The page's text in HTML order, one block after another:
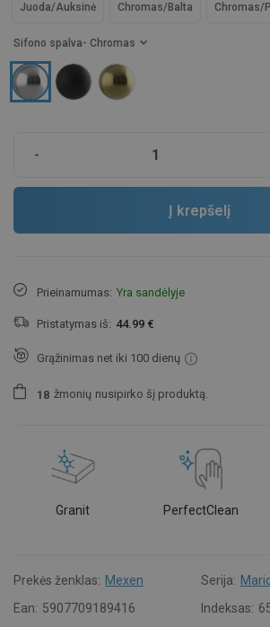
Sifono spalva - Chromas
Chromas/Balta Chromas/
Juoda/Auksinė
-
Į krepšelį
Prieinamumas: Yra sandėlyje
Pristatymas iš: 44.99 €
Grąžinimas net iki 100 dienų
1 8 žmonių nusipirko šį produktą.
Granit PerfectClean
Prekės ženklas: Mexen Serija:
Ean: 5907709189416 Indeksas: